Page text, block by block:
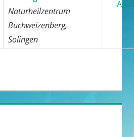
Naturheilzentrum
Buchweizenberg,
Solingen